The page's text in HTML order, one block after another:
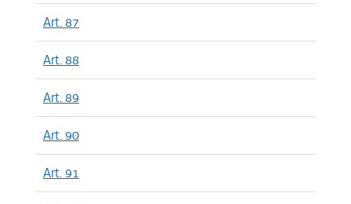
Art. 87
Art. 88
Art. 89
Art. 90
Art. 91